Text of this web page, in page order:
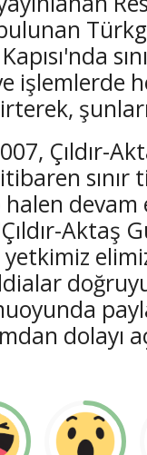
işlemlerde
Çıldır-
itibaren
halen
Aktaş
yetkimiz
dolayı